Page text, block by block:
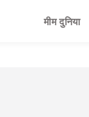
मीम दुनिया